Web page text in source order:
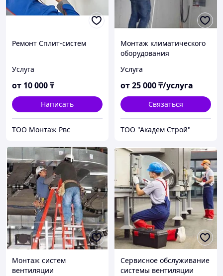
Ремонт Сплит-систем
Услуга
от 10 000₸
Написать
ТОО Монтаж Рвс
Монтаж климатического
оборудования
Услуга
от25 000₸/услуга
Связаться
ТОО "Академ Строй"
Монтаж систем
вентиляции
Сервисное обслуживание
системы вентиляции